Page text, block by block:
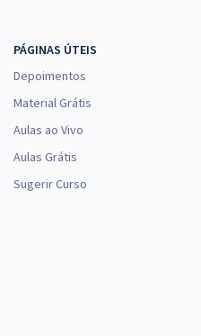
PÁGINAS ÚTEIS
Depoimentos
Material Grátis
Aulas ao Vivo
Aulas Grátis
Sugerir Curso